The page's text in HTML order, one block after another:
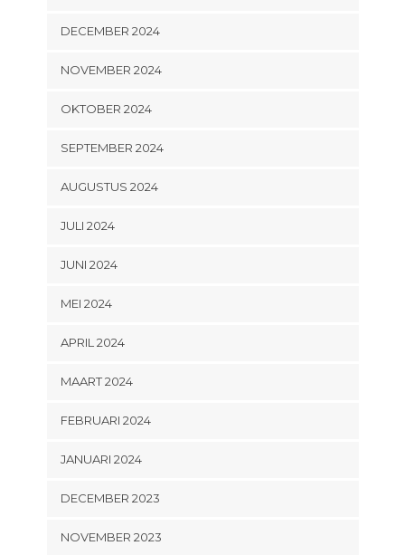
DECEMBER 2024
NOVEMBER 2024
OKTOBER 2024
SEPTEMBER 2024
AUGUSTUS 2024
JULI 2024
JUNI 2024
MEI 2024
APRIL 2024
MAART 2024
FEBRUARI 2024
JANUARI 2024
DECEMBER 2023
NOVEMBER 2023